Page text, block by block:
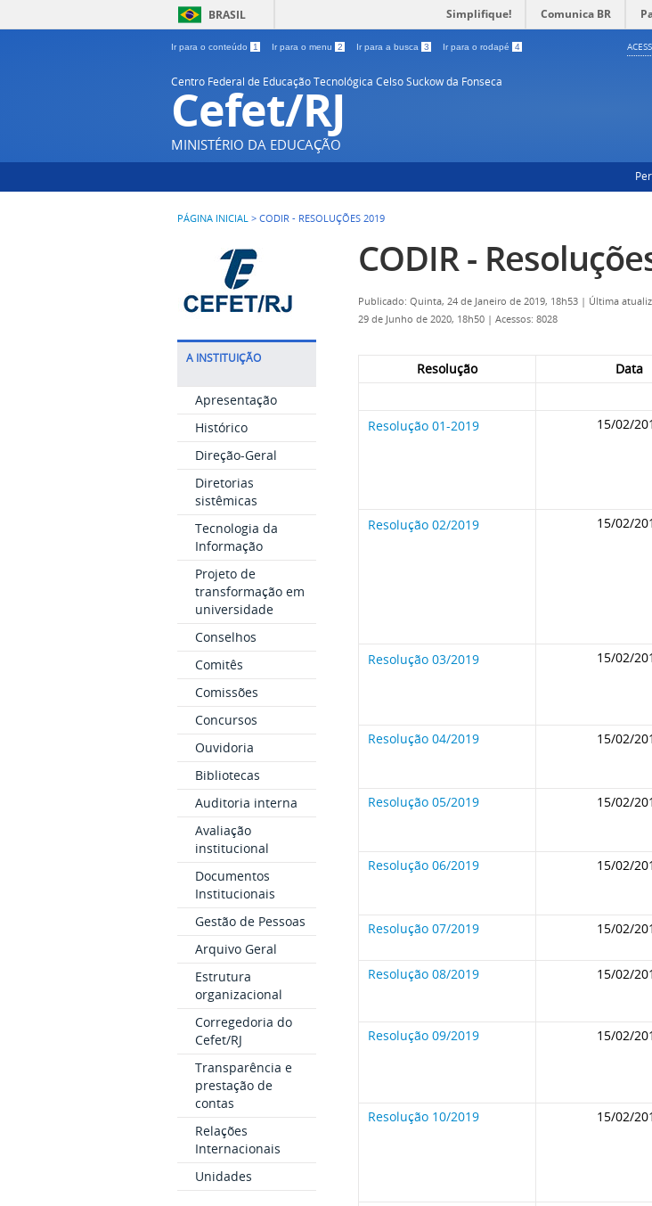
BRASIL Simplifique! Comunica BR
Ir para o conteúdo 1 Ir para o menu 2 Ir para a busca 3 Ir para o rodapé 4
Centro Federal de Educação Tecnológica Celso Suckow da Fonseca
Cefet/RJ
MINISTÉRIO DA EDUCAÇÃO
PÁGINA INICIAL > CODIR - RESOLUÇÕES 2019
A INSTITUIÇÃO
Apresentação
Histórico
Direção-Geral
Diretorias
sistêmicas
Tecnologia da
Informação
Projeto de
transformação em
universidade
Conselhos
Comitês
Comissões
Concursos
Ouvidoria
Bibliotecas
Auditoria interna
Avaliação
institucional
Documentos
Institucionais
Gestão de Pessoas
Arquivo Geral
Estrutura
organizacional
Corregedoria do
Cefet/RJ
Transparência e
prestação de
contas
Relações
Internacionais
Unidades
CODIR -
Publicado: Quinta, 24 de Janeiro de 2019, 18h53 | Última
29 de Junho de 2020, 18h50 | Acessos: 8028
Resolução Data
Resolução 01-2019 15/02/
Resolução 02/2019
15/02/
Resolução 03/2019
15/02/
Resolução 04/2019
15/02/
Resolução 05/2019
15/02/
Resolução 06/2019
15/02/
Resolução 07/2019
15/02/
Resolução 08/2019
15/02/
Resolução 09/2019 15/02/
Resolução 10/2019
15/02/